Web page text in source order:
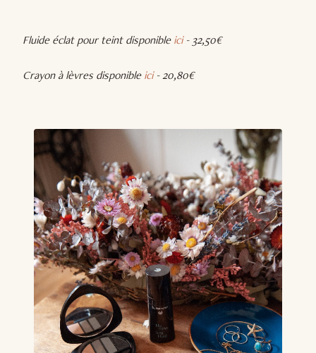
Fluide éclat pour teint disponibleici- 32,50€
Crayon à lèvres disponibleici- 20,80€